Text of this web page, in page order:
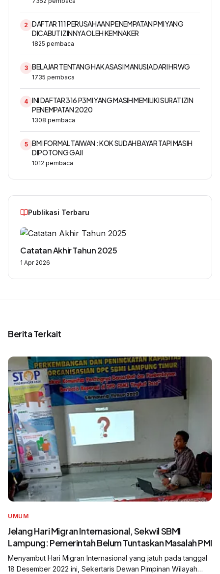
2 DAFTAR 111 PERUSAHAAN PENEMPATAN PMI YANG
DICABUT IZINNYA OLEH KEMNAKER
1825 pembaca
3 BELAJAR TENTANG HAK ASASI MANUSIA DARI HRWG
1735 pembaca
4 INI DAFTAR 316 P3MI YANG MASIH MEMILIKI SURAT IZIN
PENEMPATAN 2020
1308 pembaca
5 BMI FORMAL TAIWAN : KOK SUDAH BAYAR TAPI MASIH
DIPOTONG GAJI
1012 pembaca
Publikasi Terbaru
Catatan Akhir Tahun 2025
1 Apr 2026
Berita Terkait
UMUM
Jelang Hari Migran Internasional, Sekwil SBMI
Lampung: Pemerintah Belum Tuntaskan Masalah PMI
Menyambut Hari Migran Internasional yang jatuh pada tanggal
18 Desember 2022 ini, Sekertaris Dewan Pimpinan Wilayah